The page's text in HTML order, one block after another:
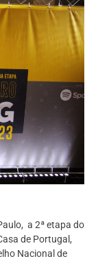
a 2ª etapa do
de Portugal,
Nacional de